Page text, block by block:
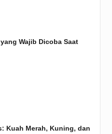
Wajib Dicoba Saat
Kuah Merah, Kuning, dan